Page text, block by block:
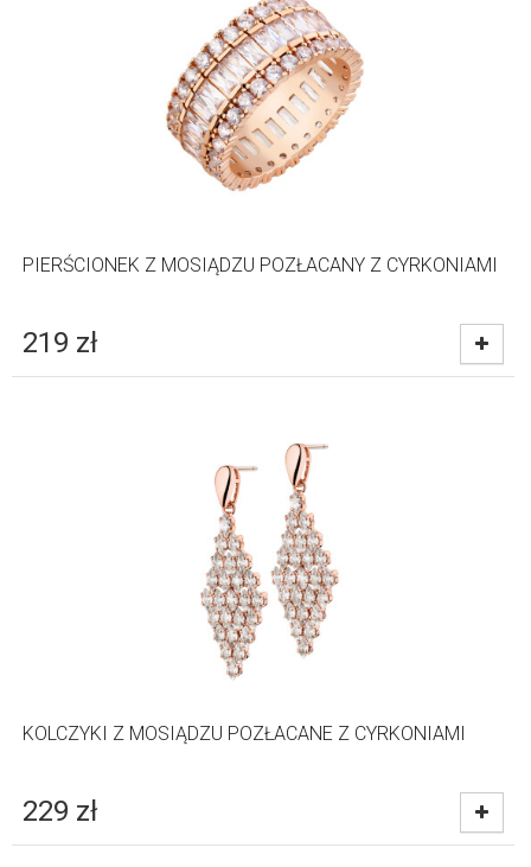
PIERŚCIONEK Z MOSIĄDZU POZŁACANY Z CYRKONIAMI
219 zł
KOLCZYKI Z MOSIĄDZU POZŁACANE Z CYRKONIAMI
229 zł